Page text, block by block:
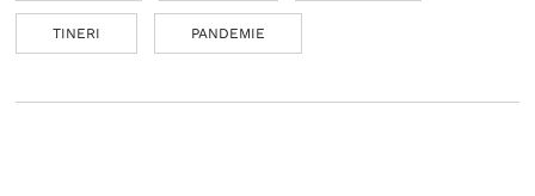
TINERI PANDEMIE